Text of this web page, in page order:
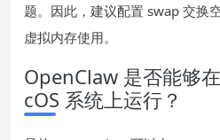
题。因此，建议配置 swap 交换
虚拟内存使用。
OpenClaw 是否能够
cOS 系统上运行？